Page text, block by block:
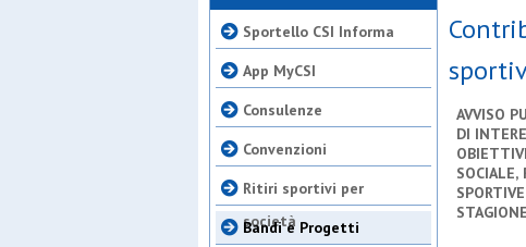
Sportello CSI Informa
App MyCSI
Consulenze
Convenzioni
Ritiri sportivi per
società
Bandi e Progetti
AVVISO
DI
OBIETTIVI
SOCIALE,
SPORTIVE
STAGIONE